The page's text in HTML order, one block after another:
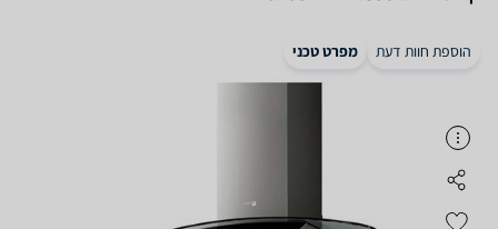
הוספת חוות דעת מפרט טכני